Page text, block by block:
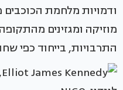
ודמויות מלחמת הכוכבים
מוזיקה ומגזינים
התרבויות, בייחוד כפי